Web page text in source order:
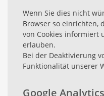
Wenn Sie dies nicht
Browser so einrichten,
von Cookies informiert
erlauben.
Bei der Deaktivierung
Funktionalität unserer
Google Analytics